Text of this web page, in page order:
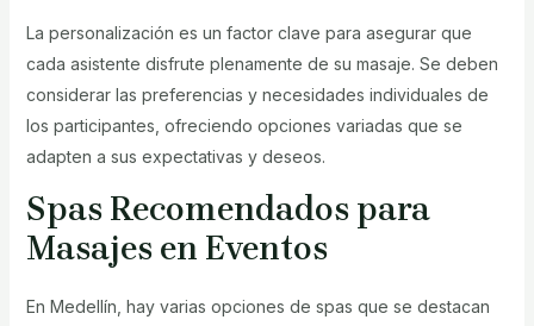
La personalización es un factor clave para asegurar que
cada asistente disfrute plenamente de su masaje. Se deben
considerar las preferencias y necesidades individuales de
los participantes, ofreciendo opciones variadas que se
adapten a sus expectativas y deseos.
Spas Recomendados para
Masajes en Eventos
En Medellín, hay varias opciones de spas que se destacan